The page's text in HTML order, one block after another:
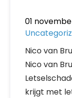
01
Nico van
Nico van
krijgt met